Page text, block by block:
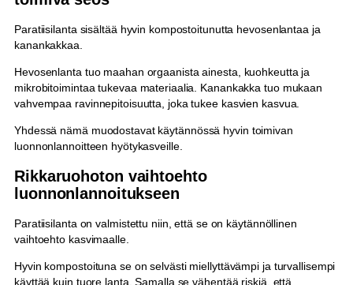
Paratiisilanta sisältää hyvin kompostoitunutta hevosenlantaa ja
kanankakkaa.
Hevosenlanta tuo maahan orgaanista ainesta, kuohkeutta ja
mikrobitoimintaa tukevaa materiaalia. Kanankakka tuo mukaan
vahvempaa ravinnepitoisuutta, joka tukee kasvien kasvua.
Yhdessä nämä muodostavat käytännössä hyvin toimivan
luonnonlannoitteen hyötykasveille.
Rikkaruohoton vaihtoehto
luonnonlannoitukseen
Paratiisilanta on valmistettu niin, että se on käytännöllinen
vaihtoehto kasvimaalle.
Hyvin kompostoituna se on selvästi miellyttävämpi ja turvallisempi
käyttää kuin tuore lanta. Samalla se vähentää riskiä, että